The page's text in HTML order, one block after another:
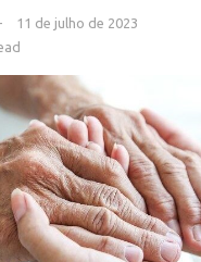
11 de julho de 2023